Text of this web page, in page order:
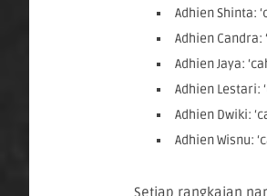
Adhien Shinta:
Adhien Candra:
Adhien Jaya:
Adhien Lestari:
Adhien Dwiki:
Adhien Wisnu:
Setiap rangkaian